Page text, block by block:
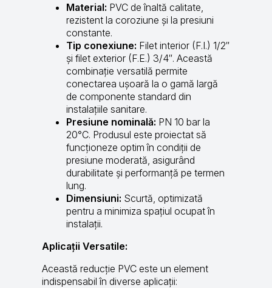
Material: PVC de înaltă calitate,
rezistent la coroziune și la presiuni
constante.
Tip conexiune: Filet interior (F.I.) 1/2″
și filet exterior (F.E.) 3/4″. Această
combinație versatilă permite
conectarea ușoară la o gamă largă
de componente standard din
instalațiile sanitare.
Presiune nominală: PN 10 bar la
20°C. Produsul este proiectat să
funcționeze optim în condiții de
presiune moderată, asigurând
durabilitate și performanță pe termen
lung.
Dimensiuni: Scurtă, optimizată
pentru a minimiza spațiul ocupat în
instalații.
Aplicații Versatile:
Această reducție PVC este un element
indispensabil în diverse aplicații: